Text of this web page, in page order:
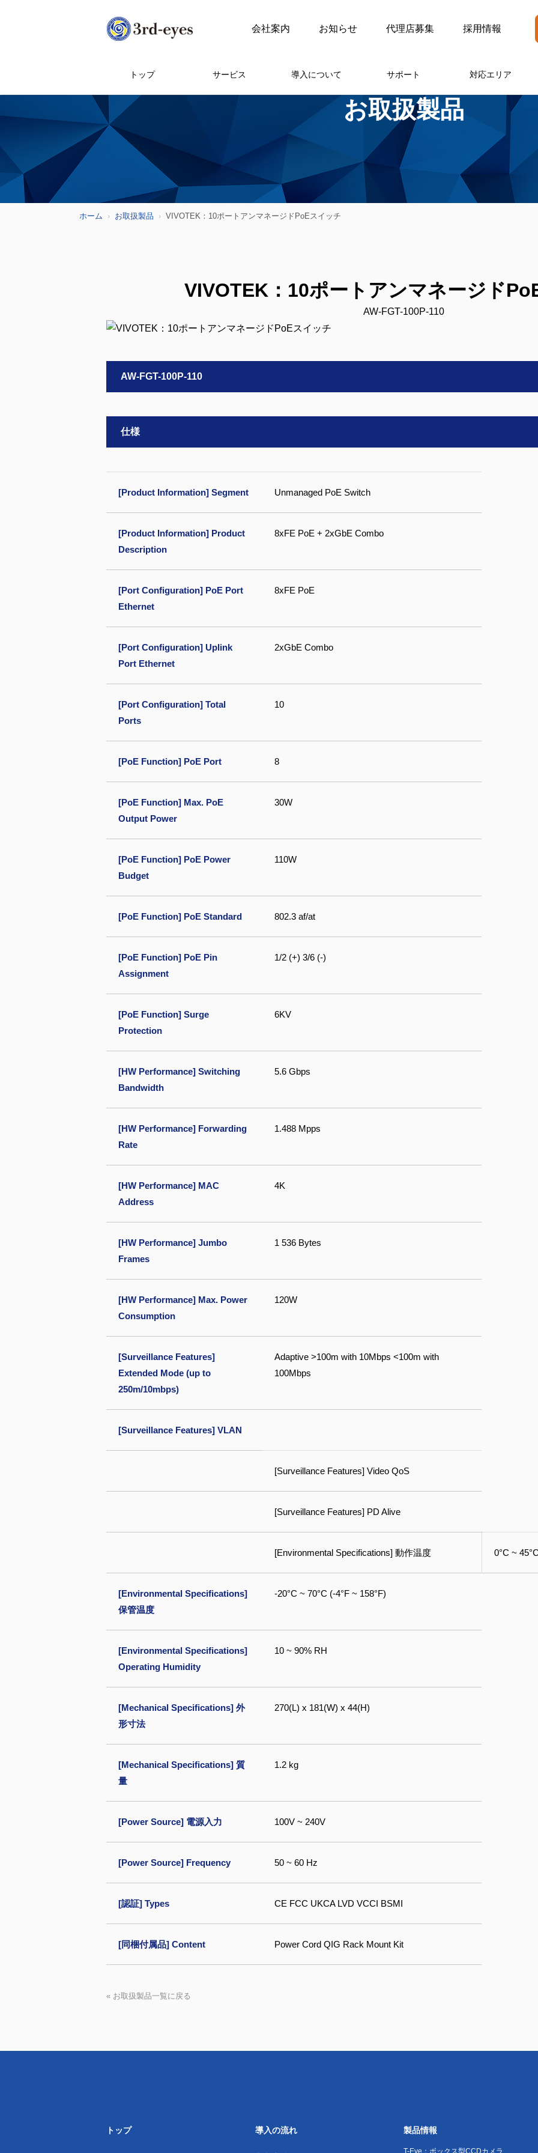
会社案内 お知らせ 代理店募集 採用情報
トップ サービス 導入について サポート 対応エリア
お取扱製品
ホーム お取扱製品 VIVOTEK：10ポートアンマネージドPoEスイッチ
VIVOTEK：10ポートアンマネージド
AW-FGT-100P-110
AW-FGT-100P-110
仕様
[Product Information] Segment Unmanaged PoE Switch
[Product Information] Product
Description
8xFE PoE + 2xGbE Combo
[Port Configuration] PoE Port
Ethernet
8xFE PoE
[Port Configuration] Uplink
Port Ethernet
2xGbE Combo
[Port Configuration] Total
Ports
10
[PoE Function] PoE Port 8
[PoE Function] Max. PoE
Output Power
30W
[PoE Function] PoE Power
Budget
110W
[PoE Function] PoE Standard 802.3 af/at
[PoE Function] PoE Pin
Assignment
1/2 (+) 3/6 (-)
[PoE Function] Surge
Protection
6KV
[HW Performance] Switching
Bandwidth
5.6 Gbps
[HW Performance] Forwarding
Rate
1.488 Mpps
[HW Performance] MAC
Address
4K
[HW Performance] Jumbo
Frames
1 536 Bytes
[HW Performance] Max. Power
Consumption
120W
[Surveillance Features]
Extended Mode (up to
250m/10mbps)
Adaptive >100m with 10Mbps <100m with
100Mbps
[Surveillance Features] VLAN
[Surveillance Features] Video QoS
[Surveillance Features] PD Alive
[Environmental Specifications] 動作温度 0°C ~
[Environmental Specifications]
保管温度
-20°C ~ 70°C (-4°F ~ 158°F)
[Environmental Specifications]
Operating Humidity
10 ~ 90% RH
[Mechanical Specifications] 外
形寸法
270(L) x 181(W) x 44(H)
[Mechanical Specifications] 質
量
1.2 kg
[Power Source] 電源入力 100V ~ 240V
[Power Source] Frequency 50 ~ 60 Hz
[認証] Types CE FCC UKCA LVD VCCI BSMI
[同梱付属品] Content Power Cord QIG Rack Mount Kit
« お取扱製品一覧に戻る
トップ 導入の流れ 製品情報
T-Eye：ボックス型CCDカメラ